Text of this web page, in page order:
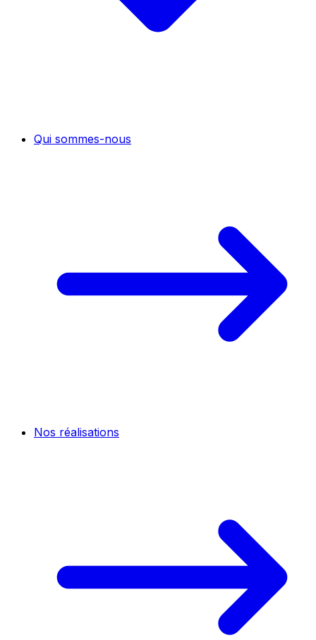
Qui sommes-nous
Nos réalisations